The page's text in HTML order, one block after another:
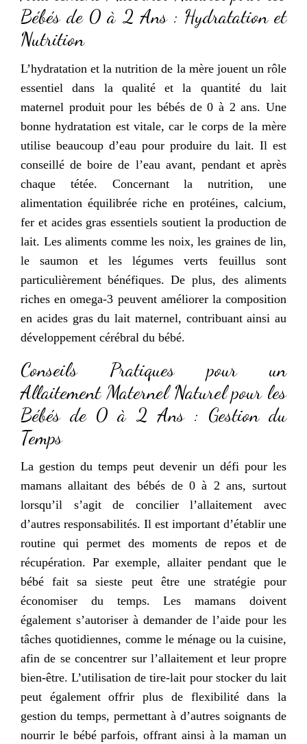
Bébés de 0 à 2 Ans : Hydratation et
Nutrition
L’hydratation et la nutrition de la mère jouent un rôle
essentiel dans la qualité et la quantité du lait
maternel produit pour les bébés de 0 à 2 ans. Une
bonne hydratation est vitale, car le corps de la mère
utilise beaucoup d’eau pour produire du lait. Il est
conseillé de boire de l’eau avant, pendant et après
chaque tétée. Concernant la nutrition, une
alimentation équilibrée riche en protéines, calcium,
fer et acides gras essentiels soutient la production de
lait. Les aliments comme les noix, les graines de lin,
le saumon et les légumes verts feuillus sont
particulièrement bénéfiques. De plus, des aliments
riches en omega-3 peuvent améliorer la composition
en acides gras du lait maternel, contribuant ainsi au
développement cérébral du bébé.
Conseils Pratiques pour un
Allaitement Maternel Naturel pour les
Bébés de 0 à 2 Ans : Gestion du
Temps
La gestion du temps peut devenir un défi pour les
mamans allaitant des bébés de 0 à 2 ans, surtout
lorsqu’il s’agit de concilier l’allaitement avec
d’autres responsabilités. Il est important d’établir une
routine qui permet des moments de repos et de
récupération. Par exemple, allaiter pendant que le
bébé fait sa sieste peut être une stratégie pour
économiser du temps. Les mamans doivent
également s’autoriser à demander de l’aide pour les
tâches quotidiennes, comme le ménage ou la cuisine,
afin de se concentrer sur l’allaitement et leur propre
bien-être. L’utilisation de tire-lait pour stocker du lait
peut également offrir plus de flexibilité dans la
gestion du temps, permettant à d’autres soignants de
nourrir le bébé parfois, offrant ainsi à la maman un